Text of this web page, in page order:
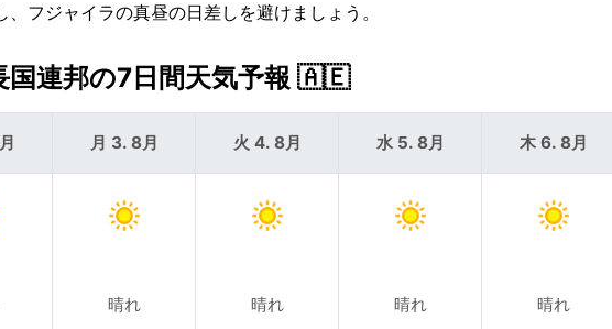
フジャイラの真昼の日差しを避けましょう。
国連邦の7日間天気予報 🇦🇪
月 3. 8月
晴れ
火 4. 8月
晴れ
水 5. 8月
晴れ
木 6. 8月
晴れ